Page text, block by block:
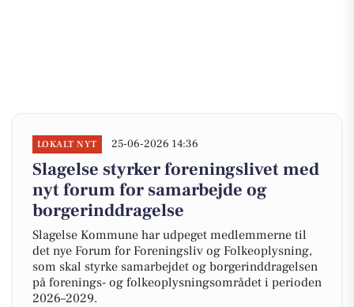
LOKALT NYT 25-06-2026 14:36
Slagelse styrker foreningslivet med
nyt forum for samarbejde og
borgerinddragelse
Slagelse Kommune har udpeget medlemmerne til
det nye Forum for Foreningsliv og Folkeoplysning,
som skal styrke samarbejdet og borgerinddragelsen
på forenings- og folkeoplysningsområdet i perioden
2026–2029.